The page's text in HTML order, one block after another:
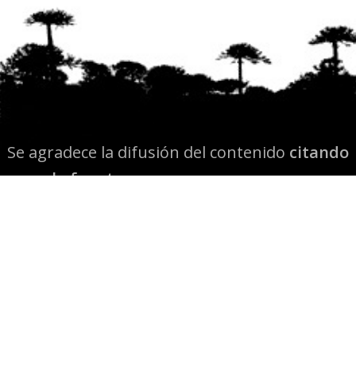
Se agradece la difusión del contenido citando
la fuente www.mapuexpress.org